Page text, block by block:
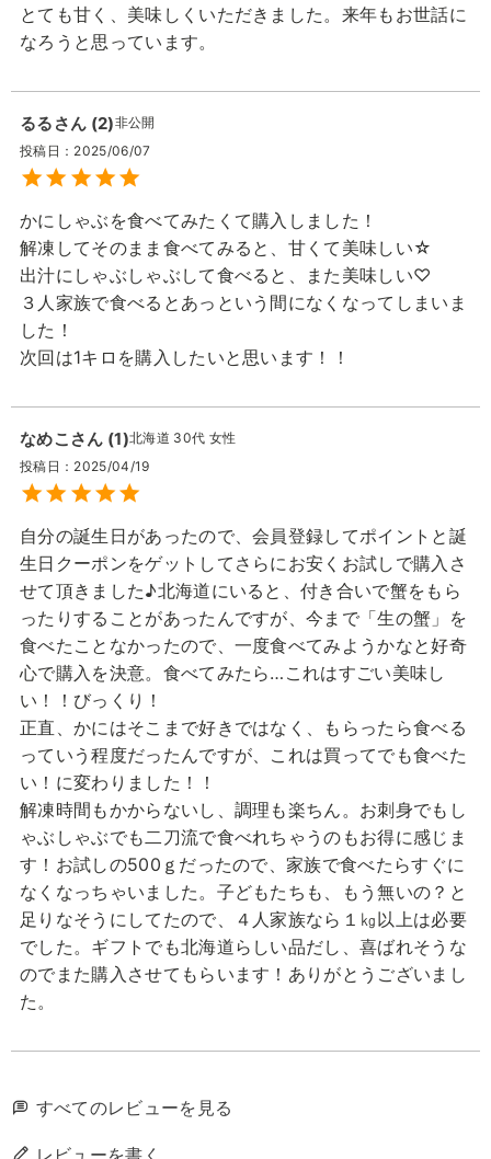
とても甘く、美味しくいただきました。来年もお世話に
なろうと思っています。
るる 2 非公開
投稿日
2025/06/07
かにしゃぶを食べてみたくて購入しました！
解凍してそのまま食べてみると、甘くて美味しい☆
出汁にしゃぶしゃぶして食べると、また美味しい♡
３人家族で食べるとあっという間になくなってしまいま
した！
次回は1キロを購入したいと思います！！
なめこ 1 北海道 30代 女性
投稿日
2025/04/19
自分の誕生日があったので、会員登録してポイントと誕
生日クーポンをゲットしてさらにお安くお試しで購入さ
せて頂きました♪北海道にいると、付き合いで蟹をもら
ったりすることがあったんですが、今まで「生の蟹」を
食べたことなかったので、一度食べてみようかなと好奇
心で購入を決意。食べてみたら…これはすごい美味し
い！！びっくり！
正直、かにはそこまで好きではなく、もらったら食べる
っていう程度だったんですが、これは買ってでも食べた
い！に変わりました！！
解凍時間もかからないし、調理も楽ちん。お刺身でもし
ゃぶしゃぶでも二刀流で食べれちゃうのもお得に感じま
す！お試しの500ｇだったので、家族で食べたらすぐに
なくなっちゃいました。子どもたちも、もう無いの？と
足りなそうにしてたので、４人家族なら１㎏以上は必要
でした。ギフトでも北海道らしい品だし、喜ばれそうな
のでまた購入させてもらいます！ありがとうございまし
た。
すべてのレビューを見る
レビューを書く